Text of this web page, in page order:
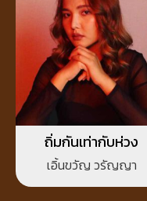
ถิ่มกันเท่ากับห่วง
เอิ้นขวัญ วรัญญา